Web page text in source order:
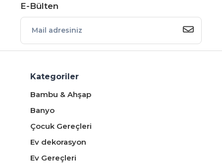
E-Bülten
Kategoriler
Bambu & Ahşap
Banyo
Çocuk Gereçleri
Ev dekorasyon
Ev Gereçleri